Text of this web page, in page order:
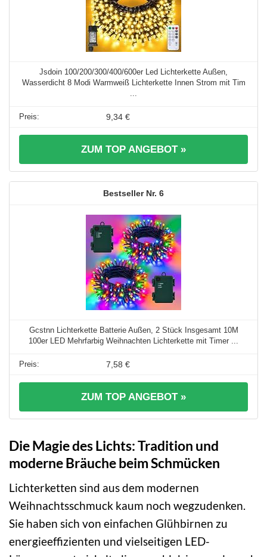
Jsdoin 100/200/300/400/600er Led Lichterkette Außen,
Wasserdicht 8 Modi Warmweiß Lichterkette Innen Strom mit Tim
...
9,34 €
ZUM TOP ANGEBOT »
6
Gcstnn Lichterkette Batterie Außen, 2 Stück Insgesamt 10M
100er LED Mehrfarbig Weihnachten Lichterkette mit Timer ...
7,58 €
ZUM TOP ANGEBOT »
Die Magie des Lichts: Tradition und
moderne Bräuche beim Schmücken
Lichterketten sind aus dem modernen
Weihnachtsschmuck kaum noch wegzudenken.
Sie haben sich von einfachen Glühbirnen zu
energieeffizienten und vielseitigen LED-